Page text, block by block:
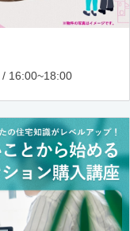
16:00~18:00